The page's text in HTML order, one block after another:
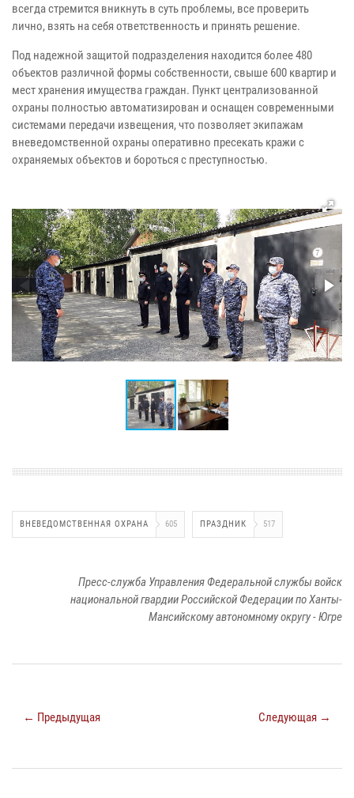
всегда стремится вникнуть в суть проблемы, все проверить
лично, взять на себя ответственность и принять решение.
Под надежной защитой подразделения находится более 480
объектов различной формы собственности, свыше 600 квартир и
мест хранения имущества граждан. Пункт централизованной
охраны полностью автоматизирован и оснащен современными
системами передачи извещения, что позволяет экипажам
вневедомственной охраны оперативно пресекать кражи с
охраняемых объектов и бороться с преступностью.
ВНЕВЕДОМСТВЕННАЯ ОХРАНА 605 ПРАЗДНИК 517
Пресс-служба Управления Федеральной службы войск
национальной гвардии Российской Федерации по Ханты-
Мансийскому автономному округу - Югре
← Предыдущая Следующая →